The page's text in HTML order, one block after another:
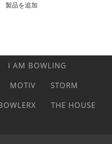
製品を追加
I AM BOWLING
MOTIV
STORM
THE HOUSE